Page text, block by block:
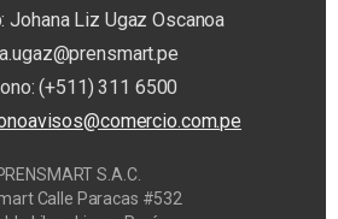
Johana Liz Ugaz Oscanoa
(+511) 311 6500
S.A.C.
Calle Paracas #532